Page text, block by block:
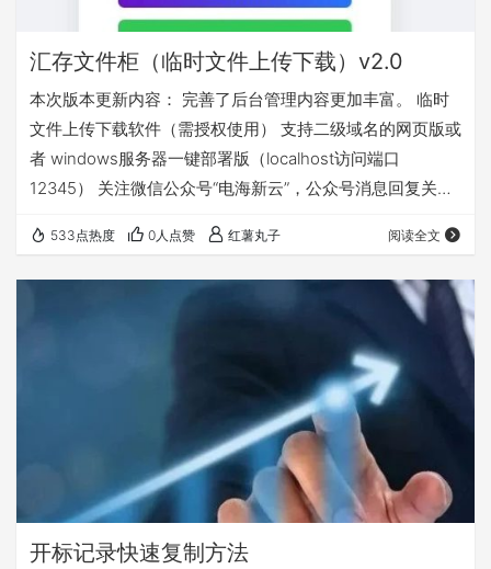
汇存文件柜（临时文件上传下载）v2.0
本次版本更新内容： 完善了后台管理内容更加丰富。 临时
文件上传下载软件（需授权使用） 支持二级域名的网页版或
者 windows服务器一键部署版（localhost访问端口
12345） 关注微信公众号“电海新云”，公众号消息回复关键
533点热度 0人点赞 红薯丸子 阅读全文
开标记录快速复制方法